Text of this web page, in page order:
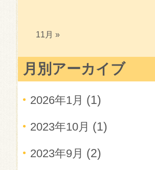
11月 »
月別アーカイブ
2026年1月 (1)
2023年10月 (1)
2023年9月 (2)